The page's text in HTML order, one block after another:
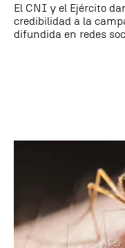
El CNI y el Ejército
credibilidad a la
difundida en redes